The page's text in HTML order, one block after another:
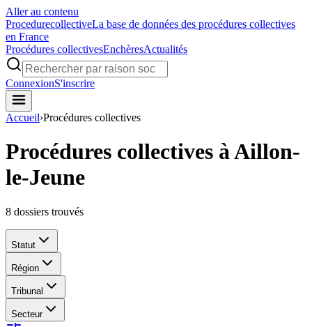
Aller au contenu
ProcedurecollectiveLa base de données des procédures collectives
en France
Procédures collectivesEnchèresActualités
ConnexionS'inscrire
Accueil›Procédures collectives
Procédures collectives à Aillon-
le-Jeune
8 dossiers trouvés
Statut
Région
Tribunal
Secteur